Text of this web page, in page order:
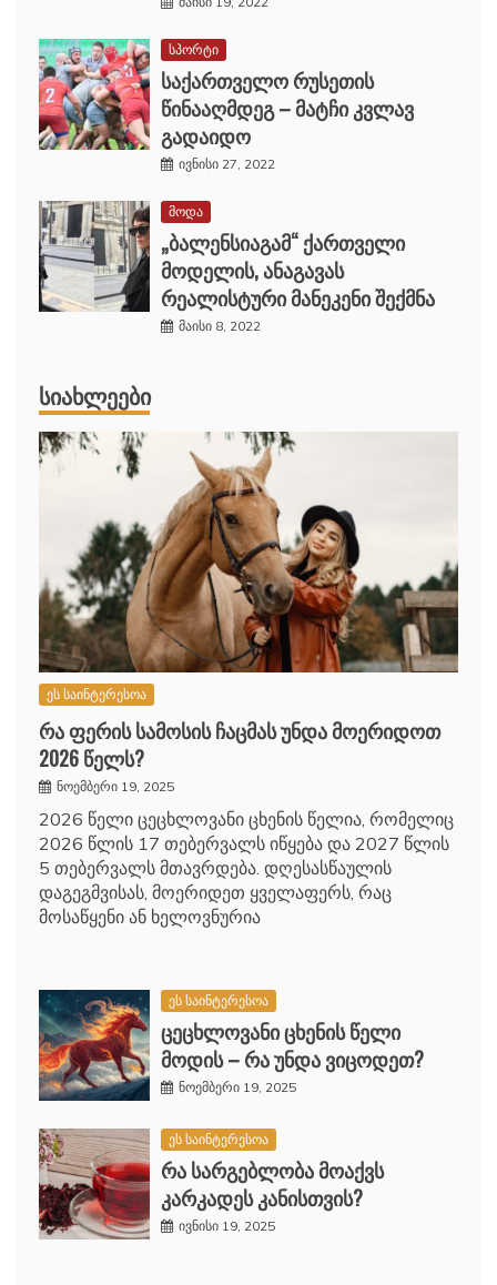
სპორტი
საქართველო რუსეთის
წინააღმდეგ – მატჩი კვლავ
გადაიდო
ივნისი 27, 2022
მოდა
„ბალენსიაგამ“ ქართველი
მოდელის, ანაგავას
რეალისტური მანეკენი შექმნა
მაისი 8, 2022
ᲡᲘᲐᲮᲚᲔᲔᲑᲘ
ეს საინტერესოა
რა ფერის სამოსის ჩაცმას უნდა მოერიდოთ
2026 წელს?
ნოემბერი 19, 2025
2026 წელი ცეცხლოვანი ცხენის წელია, რომელიც
2026 წლის 17 თებერვალს იწყება და 2027 წლის
5 თებერვალს მთავრდება. დღესასწაულის
დაგეგმვისას, მოერიდეთ ყველაფერს, რაც
მოსაწყენი ან ხელოვნურია
ეს საინტერესოა
ცეცხლოვანი ცხენის წელი
მოდის – რა უნდა ვიცოდეთ?
ნოემბერი 19, 2025
ეს საინტერესოა
რა სარგებლობა მოაქვს
კარკადეს კანისთვის?
ივნისი 19, 2025